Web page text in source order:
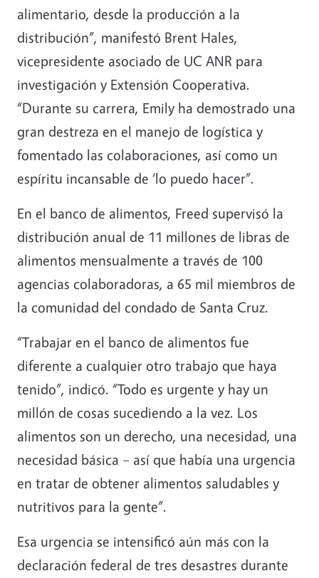
alimentario, desde la producción a la
distribución”, manifestó Brent Hales,
vicepresidente asociado de UC ANR para
investigación y Extensión Cooperativa.
“Durante su carrera, Emily ha demostrado una
gran destreza en el manejo de logística y
fomentado las colaboraciones, así como un
espíritu incansable de ‘lo puedo hacer”.
En el banco de alimentos, Freed supervisó la
distribución anual de 11 millones de libras de
alimentos mensualmente a través de 100
agencias colaboradoras, a 65 mil miembros de
la comunidad del condado de Santa Cruz.
“Trabajar en el banco de alimentos fue
diferente a cualquier otro trabajo que haya
tenido”, indicó. “Todo es urgente y hay un
millón de cosas sucediendo a la vez. Los
alimentos son un derecho, una necesidad, una
necesidad básica – así que había una urgencia
en tratar de obtener alimentos saludables y
nutritivos para la gente”.
Esa urgencia se intensificó aún más con la
declaración federal de tres desastres durante